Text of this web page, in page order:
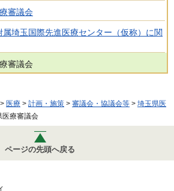
審議会
属埼玉国際先進医療センター（仮称）に関
審議会
> 医療 > 計画・施策 > 審議会・協議会等 > 埼玉県医
医療審議会
ページの先頭へ戻る